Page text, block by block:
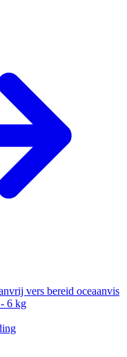
vers bereid oceaanvis
6 kg